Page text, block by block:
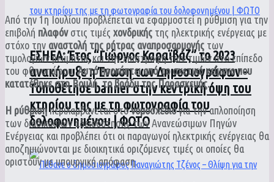
ΕΣΗΕΑ: Έτος “Γιώργος Καραϊβάζ” το 2023
ανακήρυξε η Ένωση των Δημοσιογράφων –
Τοποθέτησε banner στην κεντρική όψη του
κτηρίου της με τη φωτογραφία του
δολοφονημένου | ΦΩΤΟ
Από την 1η Ιουλίου προβλέπεται να εφαρμοστεί η ρύθμιση για την
επιβολή πλαφόνστις τιμές χονδρικής της ηλεκτρικής ενέργειας με
στόχο την αναστολή της ρήτρας αναπροσαρμογής των
τιμολογίων ρεύματος και την επιστροφή των τιμών στο επίπεδο
του φθινοπώρου.Αυτό προκύπτει από το σχετικό κείμενο που
κατατέθηκε στη Βουλή το βράδυ της Παρασκευής.
Η ρύθμισηπεριλαμβάνεται στονομοσχέδιογια την απλοποίηση
των διαδικασιών αδειοδότησης των Ανανεώσιμων Πηγών
Ενέργειας και προβλέπει ότι οι παραγωγοί ηλεκτρικής ενέργειας θα
αποζημιώνονται με διοικητικά οριζόμενες τιμές οι οποίες θα
οριστούν με υπουργική απόφαση.